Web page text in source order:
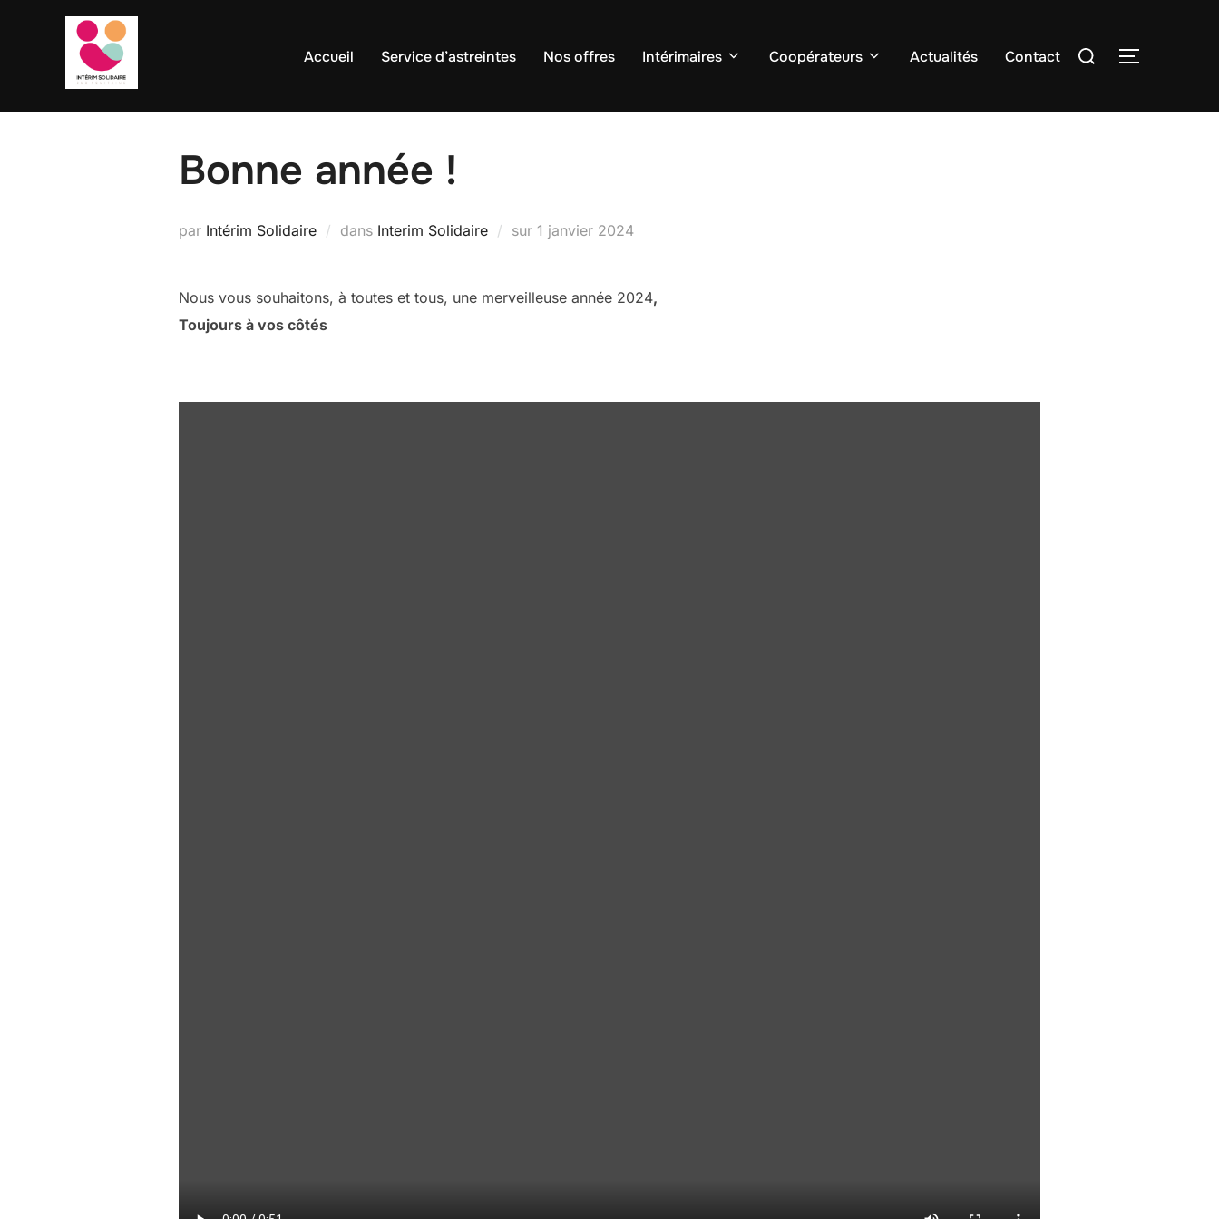
Accueil Service d’astreintes Nos offres Intérimaires Coopérateurs Actualités Contact
Rechercher :
Bonne année !
par Intérim Solidaire dans Interim Solidaire sur Publié
1 janvier 2024
Nous vous souhaitons, à toutes et tous, une merveilleuse année 2024,
Toujours à vos côtés